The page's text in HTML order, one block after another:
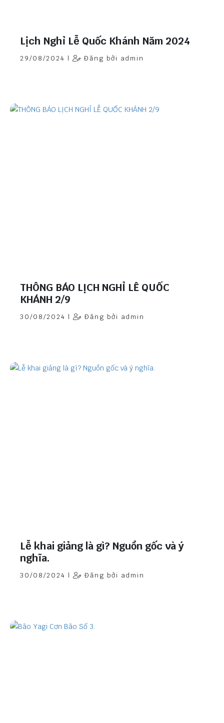
Lịch Nghỉ Lễ Quốc Khánh Năm 2024
29/08/2024 | Đăng bởi admin
THÔNG BÁO LỊCH NGHỈ LỄ QUỐC
KHÁNH 2/9
30/08/2024 | Đăng bởi admin
Lễ khai giảng là gì? Nguồn gốc và ý
nghĩa.
30/08/2024 | Đăng bởi admin